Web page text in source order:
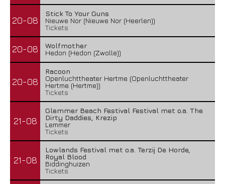
20-08
Stick To Your Guns
Nieuwe Nor (Nieuwe Nor (Heerlen))
Tickets
20-08
Wolfmother
Hedon (Hedon (Zwolle))
20-08
Racoon
Openluchttheater Hertme (Openluchttheater
Hertme (Hertme))
Tickets
21-08
Glemmer Beach Festival Festival met o.a. The
Dirty Daddies, Krezip
Lemmer
Tickets
21-08
Lowlands Festival met o.a. Terzij De Horde,
Royal Blood
Biddinghuizen
Tickets